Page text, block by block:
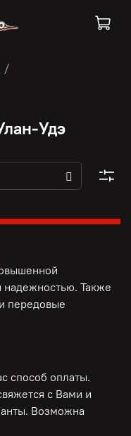
Удэ
надежностью. Также
передовые
способ оплаты.
с Вами и
Возможна